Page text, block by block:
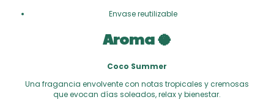
Envase reutilizable
Aroma 🥥
Coco Summer
Una fragancia envolvente con notas tropicales y cremosas
que evocan días soleados, relax y bienestar.